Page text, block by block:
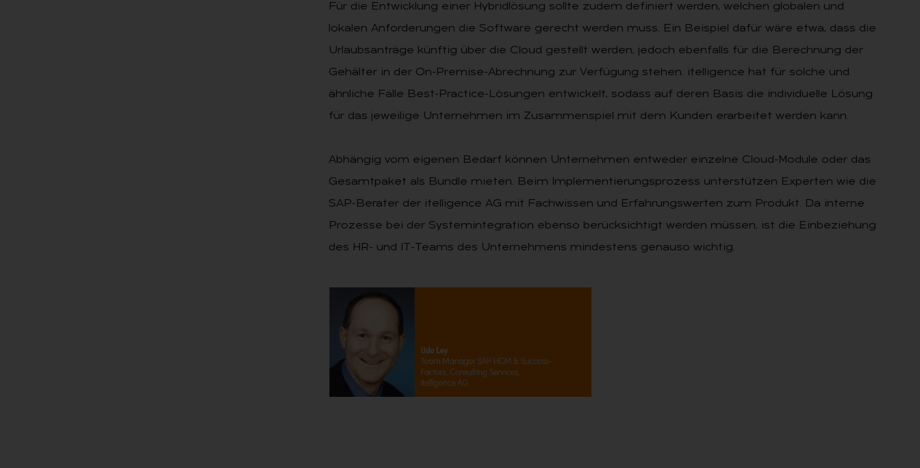
Für die Entwicklung einer Hybridlösung sollte zudem definiert werden, welchen globalen und
lokalen Anforderungen die Software gerecht werden muss. Ein Beispiel dafür wäre etwa, dass die
Urlaubsanträge künftig über die Cloud gestellt werden, jedoch ebenfalls für die Berechnung der
Gehälter in der On-Premise-Abrechnung zur Verfügung stehen. itelligence hat für solche und
ähnliche Fälle Best-Practice-Lösungen entwickelt, sodass auf deren Basis die individuelle Lösung
für das jeweilige Unternehmen im Zusammenspiel mit dem Kunden erarbeitet werden kann.
Abhängig vom eigenen Bedarf können Unternehmen entweder einzelne Cloud-Module oder das
Gesamtpaket als Bundle mieten. Beim Implementierungsprozess unterstützen Experten wie die
SAP-Berater der itelligence AG mit Fachwissen und Erfahrungswerten zum Produkt. Da interne
Prozesse bei der Systemintegration ebenso berücksichtigt werden müssen, ist die Einbeziehung
des HR- und IT-Teams des Unternehmens mindestens genauso wichtig.